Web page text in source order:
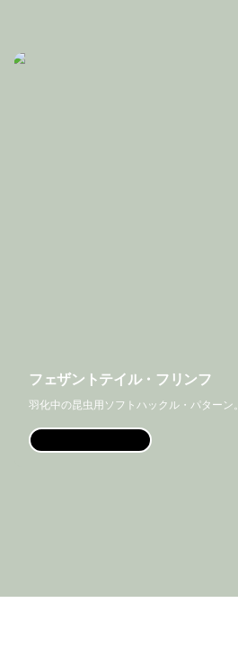
フェザントテイル・フリンフ
羽化中の昆虫用ソフトハックル・パターン。